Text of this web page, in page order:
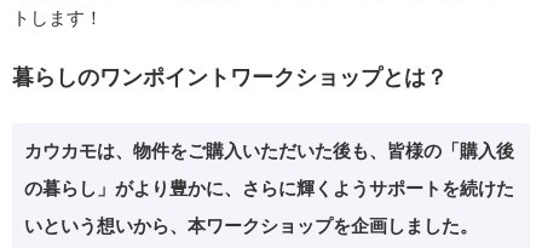
トします！
暮らしのワンポイントワークショップとは？
カウカモは、物件をご購入いただいた後も、皆様の「購入後
の暮らし」がより豊かに、さらに輝くようサポートを続けた
いという想いから、本ワークショップを企画しました。